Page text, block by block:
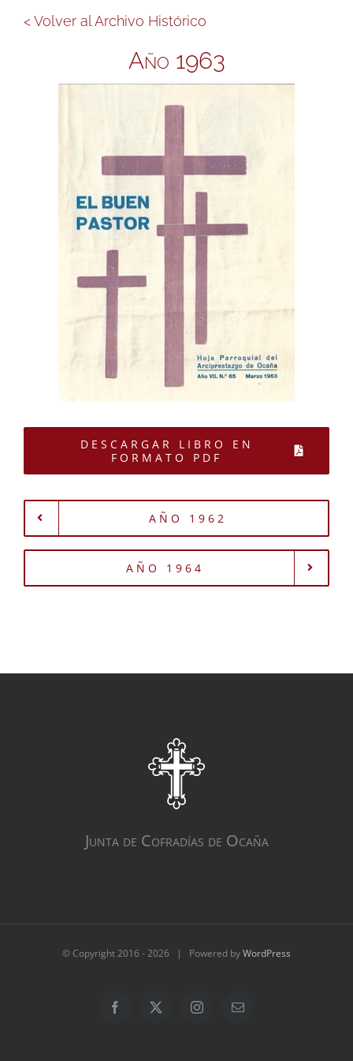
< Volver al Archivo Histórico
Año 1963
DESCARGAR LIBRO EN
FORMATO PDF
AÑO 1962
AÑO 1964
Junta de Cofradías de Ocaña
© Copyright 2016 -2026 | Powered byWordPress
Facebook
X InstagramCorreo